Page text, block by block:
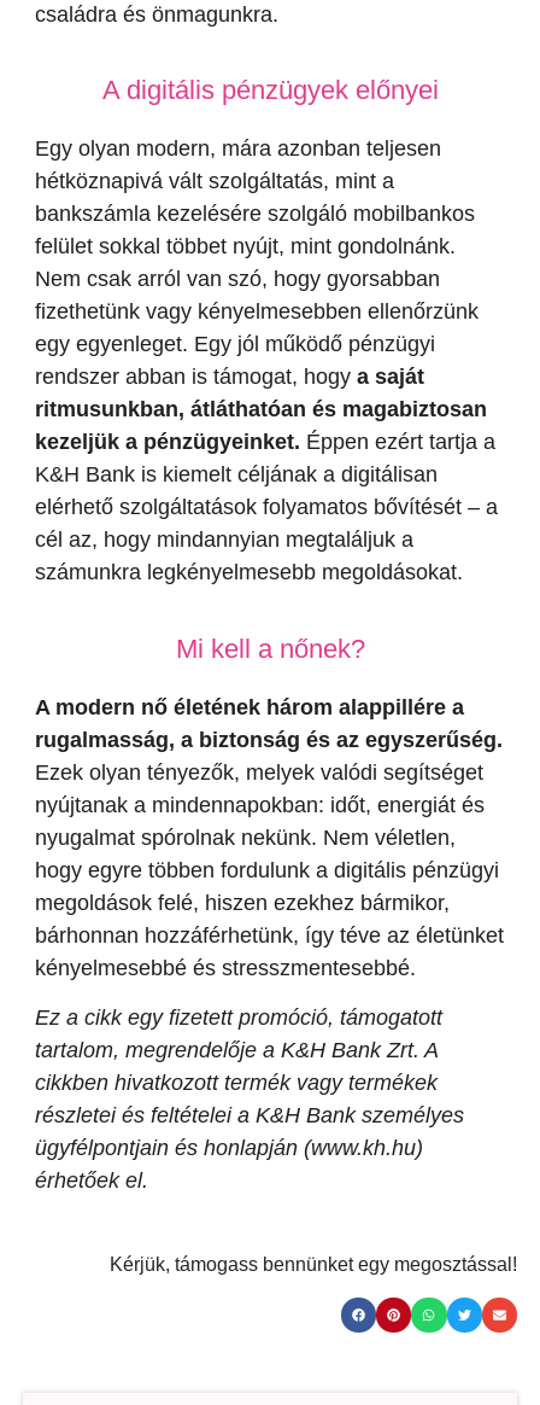
családra és önmagunkra.
A digitális pénzügyek előnyei
Egy olyan modern, mára azonban teljesen
hétköznapivá vált szolgáltatás, mint a
bankszámla kezelésére szolgáló mobilbankos
felület sokkal többet nyújt, mint gondolnánk.
Nem csak arról van szó, hogy gyorsabban
fizethetünk vagy kényelmesebben ellenőrzünk
egy egyenleget. Egy jól működő pénzügyi
rendszer abban is támogat, hogy a saját
ritmusunkban, átláthatóan és magabiztosan
kezeljük a pénzügyeinket. Éppen ezért tartja a
K&H Bank is kiemelt céljának a digitálisan
elérhető szolgáltatások folyamatos bővítését – a
cél az, hogy mindannyian megtaláljuk a
számunkra legkényelmesebb megoldásokat.
Mi kell a nőnek?
A modern nő életének három alappillére a
rugalmasság, a biztonság és az egyszerűség.
Ezek olyan tényezők, melyek valódi segítséget
nyújtanak a mindennapokban: időt, energiát és
nyugalmat spórolnak nekünk. Nem véletlen,
hogy egyre többen fordulunk a digitális pénzügyi
megoldások felé, hiszen ezekhez bármikor,
bárhonnan hozzáférhetünk, így téve az életünket
kényelmesebbé és stresszmentesebbé.
Ez a cikk egy fizetett promóció, támogatott
tartalom, megrendelője a K&H Bank Zrt. A
cikkben hivatkozott termék vagy termékek
részletei és feltételei a K&H Bank személyes
ügyfélpontjain és honlapján (www.kh.hu)
érhetőek el.
Kérjük, támogass bennünket egy megosztással!